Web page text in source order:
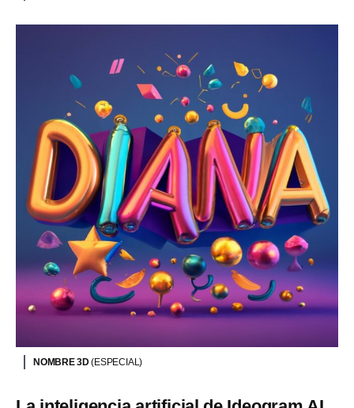
NOMBRE 3D(ESPECIAL)